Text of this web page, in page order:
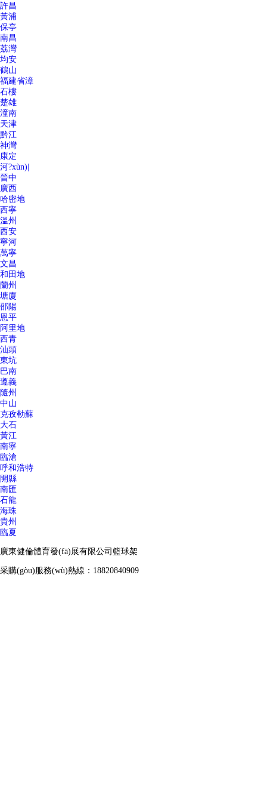
許昌
黃浦
保亭
南昌
荔灣
均安
鶴山
福建省漳
石樓
楚雄
潼南
天津
黔江
神灣
康定
河?xùn)|
晉中
廣西
哈密地
西寧
溫州
西安
寧河
萬寧
文昌
和田地
蘭州
塘廈
邵陽
恩平
阿里地
西青
汕頭
東坑
巴南
遵義
隨州
中山
克孜勒蘇
大石
黃江
南寧
臨滄
呼和浩特
開縣
南匯
石龍
海珠
貴州
臨夏
廣東健倫體育發(fā)展有限公司籃球架
采購(gòu)服務(wù)熱線：18820840909